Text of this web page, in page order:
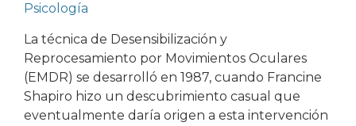
Psicología
La técnica de Desensibilización y
Reprocesamiento por Movimientos Oculares
(EMDR) se desarrolló en 1987, cuando Francine
Shapiro hizo un descubrimiento casual que
eventualmente daría origen a esta intervención